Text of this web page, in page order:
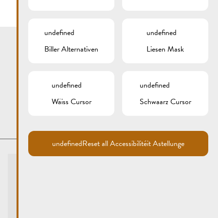
undefined
Biller Alternativen
undefined
Liesen Mask
undefined
Wäiss Cursor
undefined
Schwaarz Cursor
undefinedReset all Accessibilitéit Astellunge